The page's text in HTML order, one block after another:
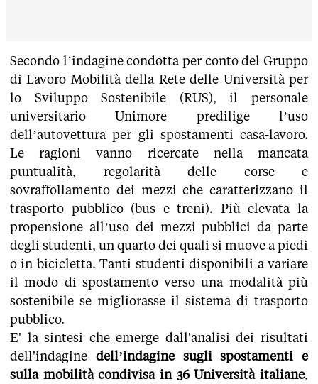
Secondo l’indagine condotta per conto del Gruppo
di Lavoro Mobilità della Rete delle Università per
lo Sviluppo Sostenibile (RUS), il personale
universitario Unimore predilige l’uso
dell’autovettura per gli spostamenti casa-lavoro.
Le ragioni vanno ricercate nella mancata
puntualità, regolarità delle corse e
sovraffollamento dei mezzi che caratterizzano il
trasporto pubblico (bus e treni). Più elevata la
propensione all’uso dei mezzi pubblici da parte
degli studenti, un quarto dei quali si muove a piedi
o in bicicletta. Tanti studenti disponibili a variare
il modo di spostamento verso una modalità più
sostenibile se migliorasse il sistema di trasporto
pubblico.
E' la sintesi che emerge dall'analisi dei risultati
dell'indagine dell’indagine sugli spostamenti e
sulla mobilità condivisa in 36 Università italiane,